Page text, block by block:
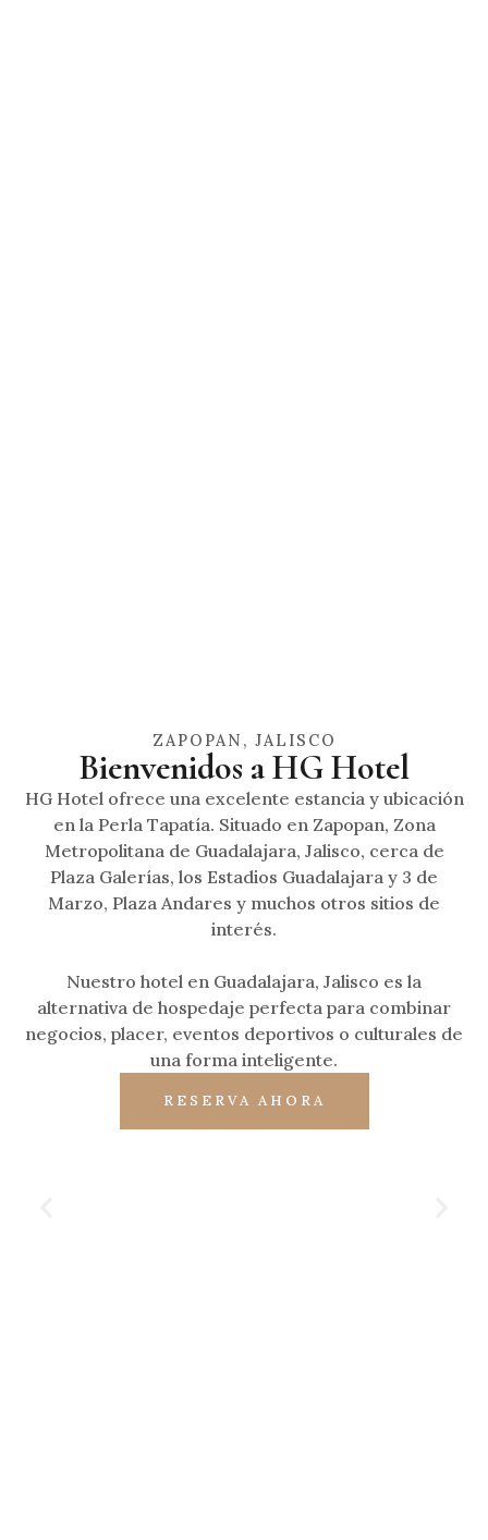
ZAPOPAN, JALISCO
Bienvenidos a HG Hotel
HG Hotel ofrece una excelente estancia y ubicación
en la Perla Tapatía. Situado en Zapopan, Zona
Metropolitana de Guadalajara, Jalisco, cerca de
Plaza Galerías, los Estadios Guadalajara y 3 de
Marzo, Plaza Andares y muchos otros sitios de
interés.
Nuestro hotel en Guadalajara, Jalisco es la
alternativa de hospedaje perfecta para combinar
negocios, placer, eventos deportivos o culturales de
una forma inteligente.
RESERVA AHORA